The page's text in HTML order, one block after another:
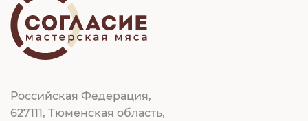
Российская Федерация,
627111, Тюменская область,